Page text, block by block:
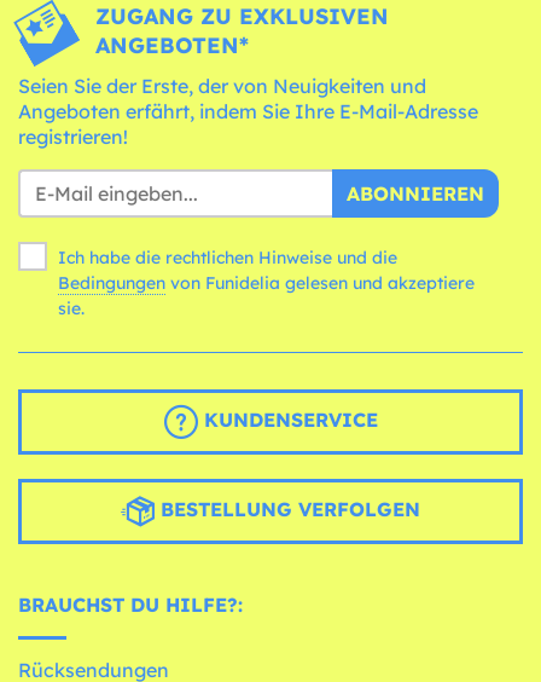
ZUGANG ZU EXKLUSIVEN
ANGEBOTEN*
Seien Sie der Erste, der von Neuigkeiten und
Angeboten erfährt, indem Sie Ihre E-Mail-Adresse
registrieren!
ABONNIEREN
Ich habe die rechtlichen Hinweise und die
Bedingungen
sie.
KUNDENSERVICE
BESTELLUNG VERFOLGEN
BRAUCHST DU HILFE?:
Rücksendungen